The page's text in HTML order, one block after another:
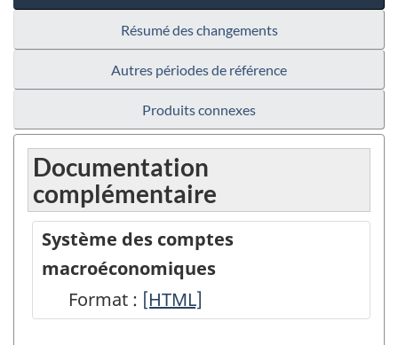
Résumé des changements
Autres périodes de référence
Produits connexes
Documentation
complémentaire
Système des comptes
macroéconomiques
Format : Système
[HTML]